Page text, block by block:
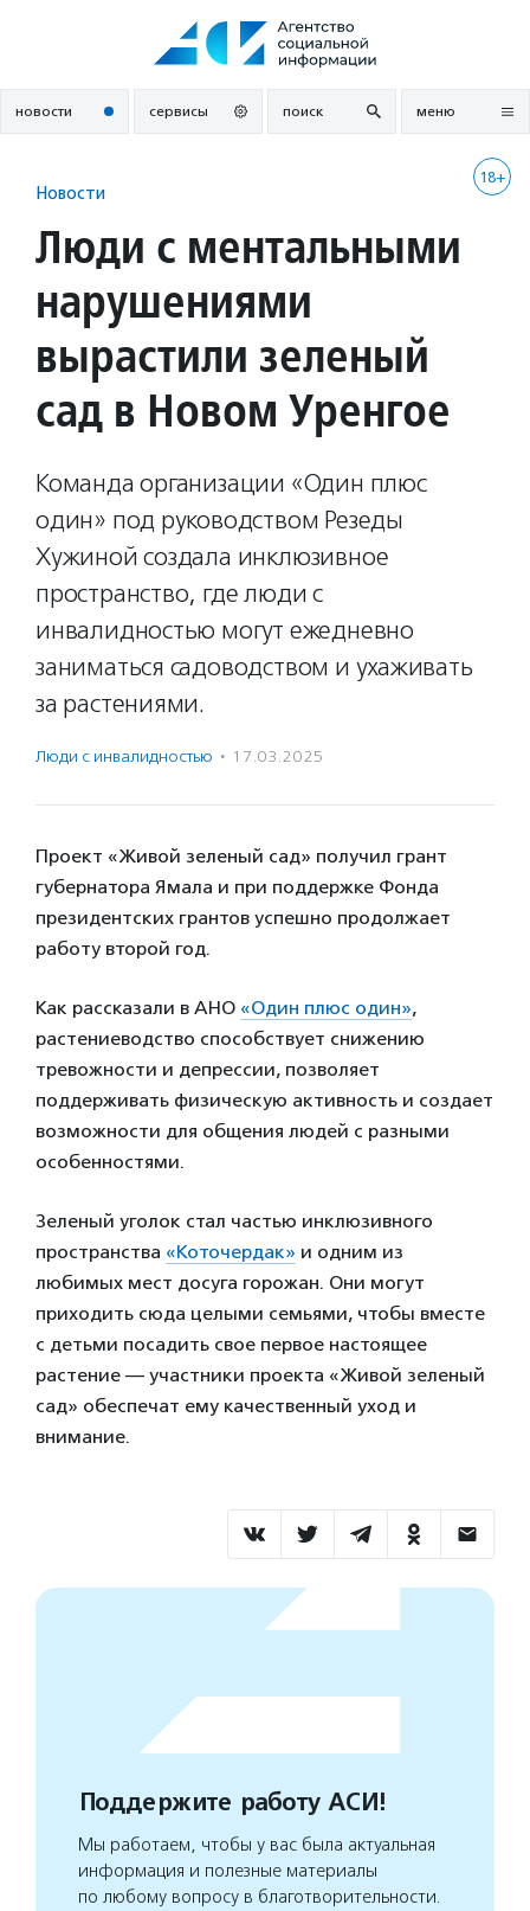
новости сервисы поиск меню
18+
Новости
Люди с ментальными
нарушениями
вырастили зеленый
сад в Новом Уренгое
Команда организации «Один плюс
один» под руководством Резеды
Хужиной создала инклюзивное
пространство, где люди с
инвалидностью могут ежедневно
заниматься садоводством и ухаживать
за растениями.
Люди с инвалидностью · 17.03.2025
Проект «Живой зеленый сад» получил грант
губернатора Ямала и при поддержке Фонда
президентских грантов успешно продолжает
работу второй год.
Как рассказали в АНО «Один плюс один»,
растениеводство способствует снижению
тревожности и депрессии, позволяет
поддерживать физическую активность и создает
возможности для общения людей с разными
особенностями.
Зеленый уголок стал частью инклюзивного
пространства «Коточердак» и одним из
любимых мест досуга горожан. Они могут
приходить сюда целыми семьями, чтобы вместе
с детьми посадить свое первое настоящее
растение — участники проекта «Живой зеленый
сад» обеспечат ему качественный уход и
внимание.
Поддержите работу АСИ!
Мы работаем, чтобы у вас была актуальная
информация и полезные материалы
по любому вопросу в благотворительности.